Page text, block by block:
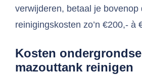
verwijderen, betaal je bovenop
reinigingskosten zo’n €200,- à
Kosten ondergrondse
mazouttank reinigen